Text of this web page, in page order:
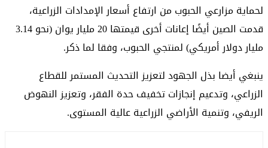
لحماية مزارعي الحبوب من ارتفاع أسعار الإمدادات الزراعية،
قدمت الصين أيضًا إعانات أخرى قيمتها 20 مليار يوان (نحو 3.14
مليار دولار أمريكي) لمنتجي الحبوب، وفقا لما ذكر.
ينبغي أيضا بذل الجهود لتعزيز التحديث المستمر للقطاع
الزراعي، وتدعيم إنجازات تخفيف حدة الفقر، وتعزيز النهوض
الريفي، وتنمية الأراضي الزراعية عالية المستوى.